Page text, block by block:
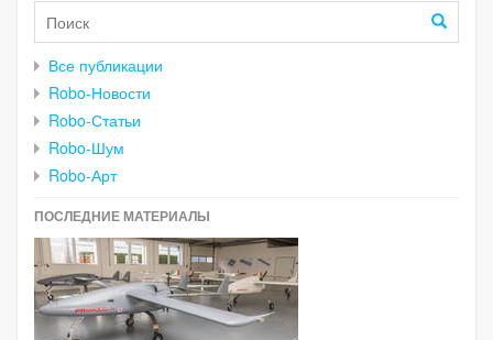
Все публикации
Robo-Новости
Robo-Статьи
Robo-Шум
Robo-Арт
ПОСЛЕДНИЕ МАТЕРИАЛЫ